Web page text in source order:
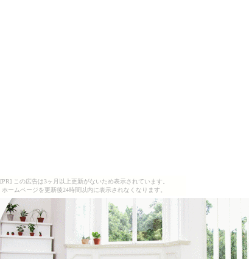
[PR] この広告は3ヶ月以上更新がないため表示されています。
ホームページを更新後24時間以内に表示されなくなります。